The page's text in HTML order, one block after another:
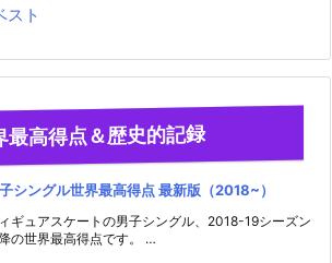
スト
最高得点＆歴史的記録
シングル世界最高得点 最新版（2018~）
ギュアスケートの男子シングル、2018-19シーズン
の世界最高得点です。 …